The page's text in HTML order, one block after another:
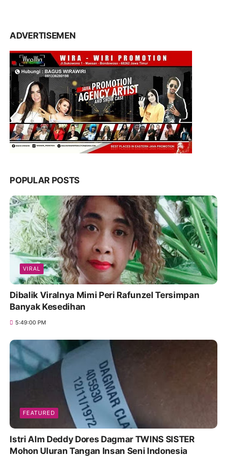
ADVERTISEMEN
POPULAR POSTS
VIRAL
Dibalik Viralnya Mimi Peri Rafunzel Tersimpan
Banyak Kesedihan
5:49:00 PM
FEATURED
Istri Alm Deddy Dores Dagmar TWINS SISTER
Mohon Uluran Tangan Insan Seni Indonesia